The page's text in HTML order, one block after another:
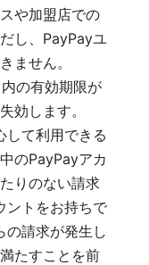
や加盟店での
し、PayPayユ
ません。
の有効期限が
効します。
して利用できる
のPayPayアカ
りのない請求
ントをお持ちで
の請求が発生し
たすことを前